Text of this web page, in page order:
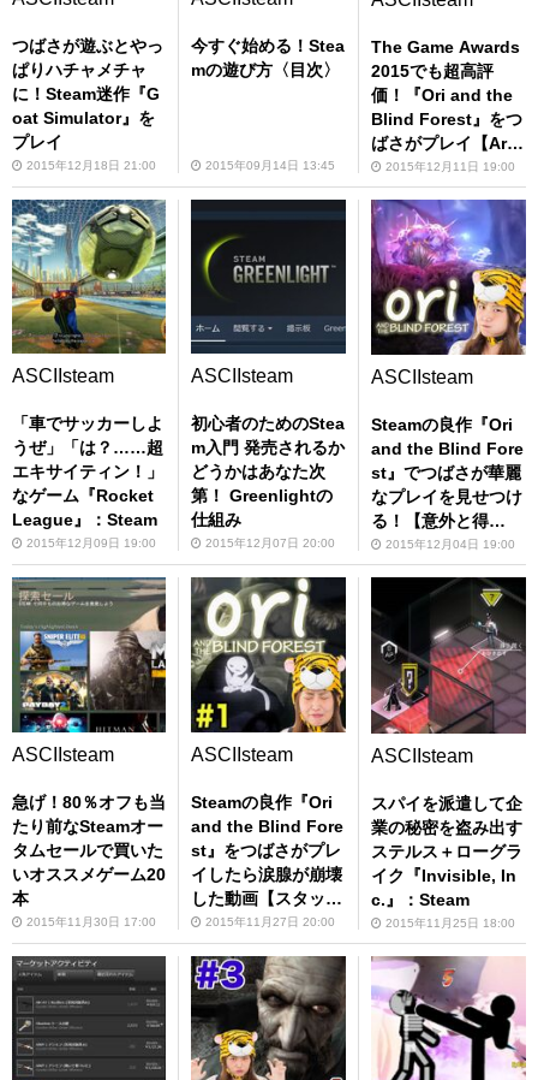
つばさが遊ぶとやっ
ぱりハチャメチャ
に！Steam迷作『G
oat Simulator』を
プレイ
2015年12月18日 21:00
今すぐ始める！Stea
mの遊び方〈目次〉
2015年09月14日 13:45
The Game Awards
2015でも超高評
価！『Ori and the
Blind Forest』をつ
ばさがプレイ【Art
Direction部門受賞
作】
2015年12月11日 19:00
ASCIIsteam
「車でサッカーしよ
うぜ」「は？……超
エキサイティン！」
なゲーム『Rocket
League』：Steam
2015年12月09日 19:00
ASCIIsteam
初心者のためのStea
m入門 発売されるか
どうかはあなた次
第！ Greenlightの
仕組み
2015年12月07日 20:00
ASCIIsteam
Steamの良作『Ori
and the Blind Fore
st』でつばさが華麗
なプレイを見せつけ
る！【意外と得
意？】
2015年12月04日 19:00
ASCIIsteam
急げ！80％オフも当
たり前なSteamオー
タムセールで買いた
いオススメゲーム20
本
2015年11月30日 17:00
ASCIIsteam
Steamの良作『Ori
and the Blind Fore
st』をつばさがプレ
イしたら涙腺が崩壊
した動画【スタッフ
困惑】
2015年11月27日 20:00
ASCIIsteam
スパイを派遣して企
業の秘密を盗み出す
ステルス＋ローグラ
イク『Invisible, In
c.』：Steam
2015年11月25日 18:00